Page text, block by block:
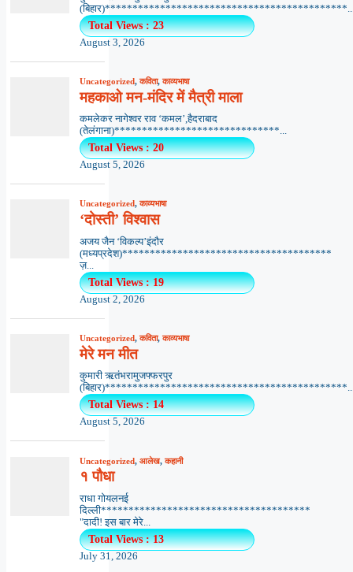
Total Views : 23
August 3, 2026
Uncategorized,कविता,काव्यभाषा
महकाओ मन-मंदिर में मैत्री माला
कमलेकर नागेश्वर राव ‘कमल’,हैदराबाद
(तेलंगाना)******************************...
Total Views : 20
August 5, 2026
Uncategorized,काव्यभाषा
‘दोस्ती’ विश्वास
अजय जैन ‘विकल्प’इंदौर
(मध्यप्रदेश)**************************************
ज़...
Total Views : 19
August 2, 2026
Uncategorized,कविता,काव्यभाषा
मेरे मन मीत
कुमारी ऋतंभरामुजफ्फरपुर
Total Views : 14
August 5, 2026
Uncategorized, आलेख,कहानी
१ पौधा
राधा गोयलनई
दिल्ली**************************************
"दादी! इस बार मेरे...
Total Views : 13
July 31, 2026